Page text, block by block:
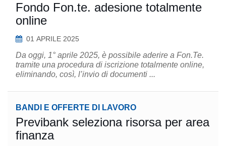
Fondo Fon.te. adesione totalmente
online
01 APRILE 2025
Da oggi, 1° aprile 2025, è possibile aderire a Fon.Te.
tramite una procedura di iscrizione totalmente online,
eliminando, così, l’invio di documenti ...
BANDI E OFFERTE DI LAVORO
Previbank seleziona risorsa per area
finanza